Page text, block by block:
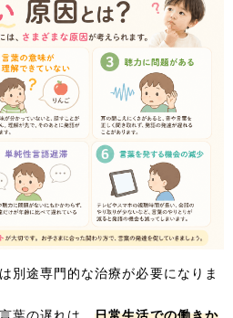
別途専門的な治療が必要になりま
葉の遅れは、日常生活での働きか